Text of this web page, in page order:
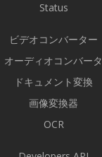
Status
ビデオコンバーター
オーディオコンバータ
ドキュメント変換
画像変換器
OCR